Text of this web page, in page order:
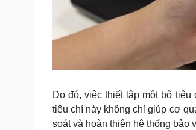
Do đó, việc thiết lập một bộ
tiêu chí này không chỉ giúp cơ
soát và hoàn thiện hệ thống bảo